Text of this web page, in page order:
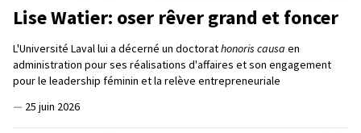
Lise Watier: oser rêver grand et foncer
L'Université Laval lui a décerné un doctorathonoris causa en
administration pour ses réalisations d'affaires et son engagement
pour le leadership féminin et la relève entrepreneuriale
— 25 juin 2026